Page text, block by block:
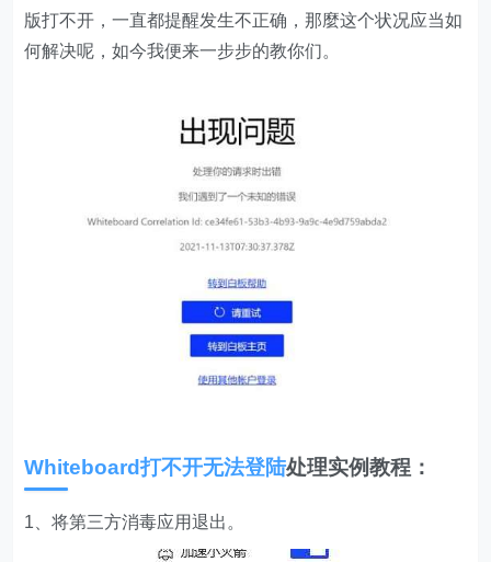
版打不开，一直都提醒发生不正确，那麼这个状况应当如
何解决呢，如今我便来一步步的教你们。
Whiteboard打不开无法登陆处理实例教程：
1、将第三方消毒应用退出。